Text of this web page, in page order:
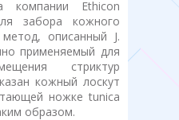
компании Ethicon
забора кожного
описанный J.
применяемый для
стриктур
кожный лоскут
ножке tunica
образом.